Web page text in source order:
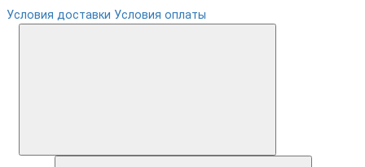
Условия доставки Условия оплаты